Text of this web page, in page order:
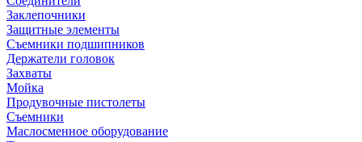
Заклепочники
Защитные элементы
Съемники подшипников
Держатели головок
Захваты
Мойка
Продувочные пистолеты
Съемники
Маслосменное оборудование